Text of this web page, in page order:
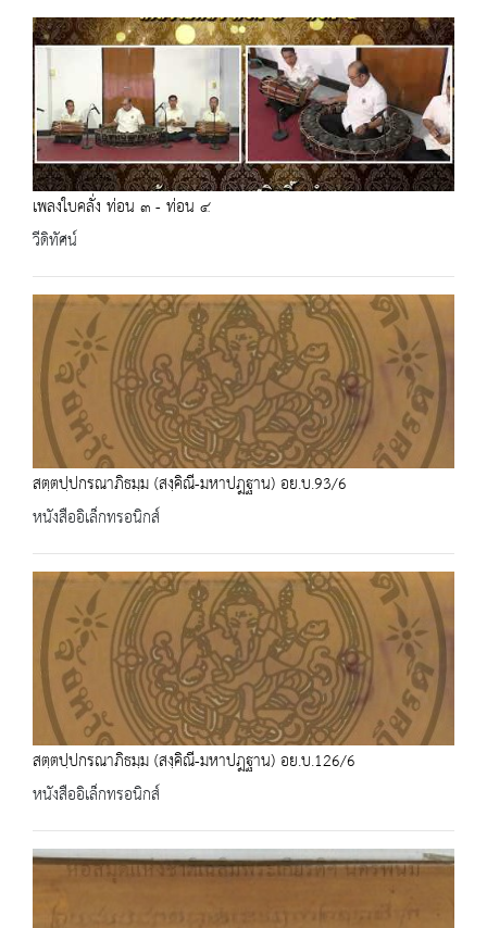
เพลงใบคลั่ง ท่อน ๓ - ท่อน ๔
วีดิทัศน์
สตฺตปฺปกรณาภิธมฺม (สงฺคิณี-มหาปฎฐาน) อย.บ.93/6
หนังสืออิเล็กทรอนิกส์
สตฺตปฺปกรณาภิธมฺม (สงฺคิณี-มหาปฎฐาน) อย.บ.126/6
หนังสืออิเล็กทรอนิกส์